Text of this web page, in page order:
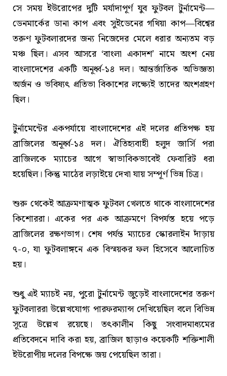
সে সময় ইউরোপের দুটি মর্যাদাপূর্ণ যুব ফুটবল টুর্নামেন্ট—
ডেনমার্কের ডানা কাপ এবং সুইডেনের গথিয়া কাপ—বিশ্বের
তরুণ ফুটবলারদের জন্য নিজেদের মেলে ধরার অন্যতম বড়
মঞ্চ ছিল। এসব আসরে ‘বাংলা একাদশ’ নামে অংশ নেয়
বাংলাদেশের একটি অনূর্ধ্ব-১৪ দল। আন্তর্জাতিক অভিজ্ঞতা
অর্জন ও ভবিষ্যৎ প্রতিভা বিকাশের লক্ষ্যেই তাদের অংশগ্রহণ
ছিল।
টুর্নামেন্টের একপর্যায়ে বাংলাদেশের এই দলের প্রতিপক্ষ হয়
ব্রাজিলের অনূর্ধ্ব-১৪ দল। ঐতিহ্যবাহী হলুদ জার্সি পরা
ব্রাজিলকে ম্যাচের আগে স্বাভাবিকভাবেই ফেবারিট ধরা
হয়েছিল। কিন্তু মাঠের লড়াইয়ে দেখা যায় সম্পূর্ণ ভিন্ন চিত্র।
শুরু থেকেই আক্রমণাত্মক ফুটবল খেলতে থাকে বাংলাদেশের
কিশোররা। একের পর এক আক্রমণে বিপর্যস্ত হয়ে পড়ে
ব্রাজিলের রক্ষণভাগ। শেষ পর্যন্ত ম্যাচের স্কোরলাইন দাঁড়ায়
৭-০, যা ফুটবলাঙ্গনে এক বিস্ময়কর ফল হিসেবে আলোচিত
হয়।
শুধু এই ম্যাচই নয়, পুরো টুর্নামেন্ট জুড়েই বাংলাদেশের তরুণ
ফুটবলাররা উল্লেখযোগ্য পারফরম্যান্স দেখিয়েছিল বলে বিভিন্ন
সূত্রে উল্লেখ রয়েছে। তৎকালীন কিছু সংবাদমাধ্যমের
প্রতিবেদনে দাবি করা হয়, ব্রাজিল ছাড়াও কয়েকটি শক্তিশালী
ইউরোপীয় দলের বিপক্ষে জয় পেয়েছিল তারা।